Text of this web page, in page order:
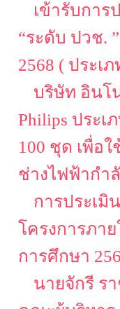
เข้ารับการ
“ระดับ ปวช.
2568 ( ประเ
บริษัท อินโ
Philips ประเ
100 ชุด เพื่อ
ช่างไฟฟ้ากำ
การประเมิ
โครงการภา
การศึกษา
นายจักรี ร